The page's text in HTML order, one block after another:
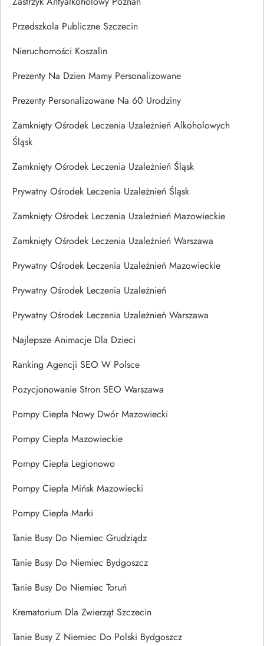
Przedszkola Publiczne Szczecin
Nieruchomości Koszalin
Prezenty Na Dzien Mamy Personalizowane
Prezenty Personalizowane Na 60 Urodziny
Zamknięty Ośrodek Leczenia Uzależnień Alkoholowych
Śląsk
Zamknięty Ośrodek Leczenia Uzależnień Śląsk
Prywatny Ośrodek Leczenia Uzależnień Śląsk
Zamknięty Ośrodek Leczenia Uzależnień Mazowieckie
Zamknięty Ośrodek Leczenia Uzależnień Warszawa
Prywatny Ośrodek Leczenia Uzależnień Mazowieckie
Prywatny Ośrodek Leczenia Uzależnień
Prywatny Ośrodek Leczenia Uzależnień Warszawa
Najlepsze Animacje Dla Dzieci
Ranking Agencji SEO W Polsce
Pozycjonowanie Stron SEO Warszawa
Pompy Ciepła Nowy Dwór Mazowiecki
Pompy Ciepła Mazowieckie
Pompy Ciepła Legionowo
Pompy Ciepła Mińsk Mazowiecki
Pompy Ciepła Marki
Tanie Busy Do Niemiec Grudziądz
Tanie Busy Do Niemiec Bydgoszcz
Tanie Busy Do Niemiec Toruń
Krematorium Dla Zwierząt Szczecin
Tanie Busy Z Niemiec Do Polski Bydgoszcz